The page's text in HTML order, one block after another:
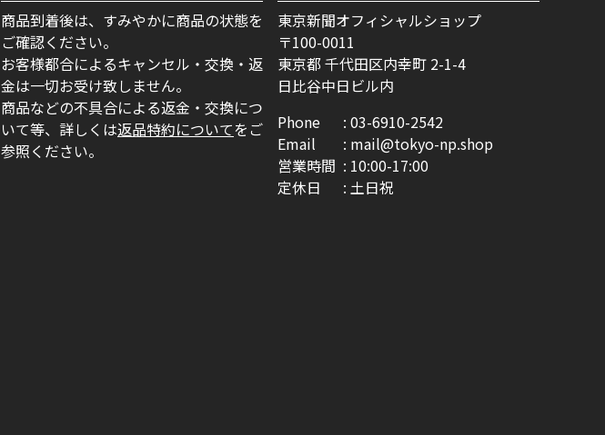
商品到着後は、すみやかに商品の状態を
ご確認ください。
お客様都合によるキャンセル・交換・返
金は一切お受け致しません。
商品などの不具合による返金・交換につ
いて等、詳しくは返品特約についてをご
参照ください。
東京新聞オフィシャルショップ
100-0011
東京都 千代田区内幸町 2-1-4
日比谷中日ビル内
Phone
03-6910-2542
Email
mail@tokyo-np.shop
営業時間
10:00-17:00
定休日
土日祝